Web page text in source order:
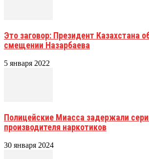
Это заговор: Президент Казахстана
смещении Назарбаева
5 января 2022
Полицейские Миасса задержали
производителя наркотиков
30 января 2024